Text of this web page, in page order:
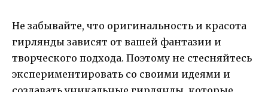
Не забывайте, что оригинальность и красота
гирлянды зависят от вашей фантазии и
творческого подхода. Поэтому не стесняйтесь
экспериментировать со своими идеями и